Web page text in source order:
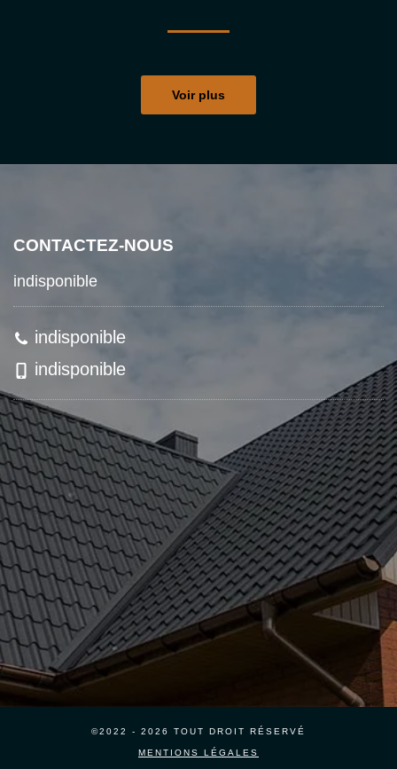
Voir plus
CONTACTEZ-NOUS
indisponible
indisponible
indisponible
©2022 - 2026 TOUT DROIT RÉSERVÉ
MENTIONS LÉGALES